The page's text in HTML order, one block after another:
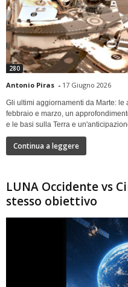
280
Antonio Piras - 17 Giugno 2026
Gli ultimi aggiornamenti da Marte:
febbraio e marzo, un
e le basi sulla Terra e
Continua a leggere
LUNA Occidente vs
stesso obiettivo